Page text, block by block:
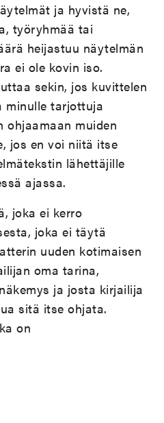
ja hyvistä ne,
työryhmää tai
heijastuu näytelmän
ei ole kovin iso.
sekin, jos kuvittelen
minulle tarjottuja
ohjaamaan muiden
jos en voi niitä itse
lähettäjille
ajassa.
joka ei kerro
joka ei täytä
uuden kotimaisen
oma tarina,
ja josta kirjailija
sitä itse ohjata.
on